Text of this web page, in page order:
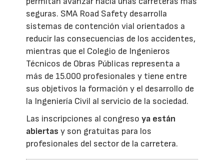
seguras. SMA Road Safety desarrolla
sistemas de contención vial orientados a
reducir las consecuencias de los accidentes,
mientras que el Colegio de Ingenieros
Técnicos de Obras Públicas representa a
más de 15.000 profesionales y tiene entre
sus objetivos la formación y el desarrollo de
la Ingeniería Civil al servicio de la sociedad.
Las inscripciones al congresoya están
abiertas y son gratuitas para los
profesionales del sector de la carretera.